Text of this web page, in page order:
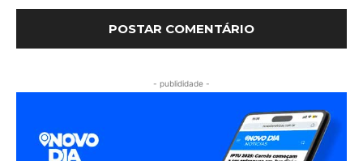
- publididade -